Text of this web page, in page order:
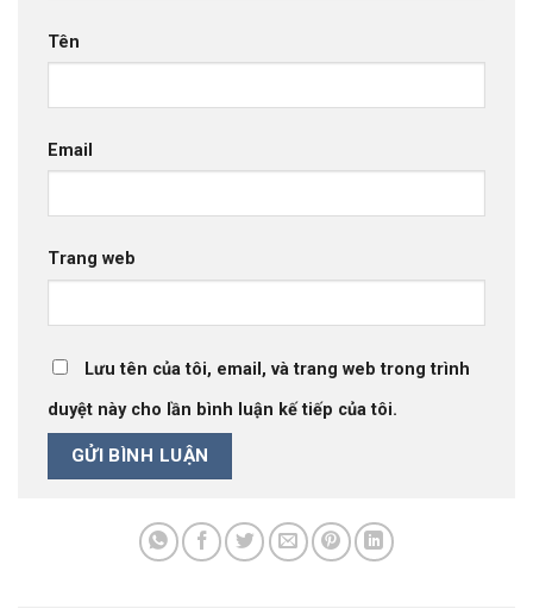
Tên
Email
Trang web
Lưu tên của tôi, email, và trang web trong trình
duyệt này cho lần bình luận kế tiếp của tôi.